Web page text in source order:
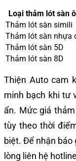
Loại thảm lót sàn
Thảm lót sàn simili
Thảm lót sàn nhựa
Thảm lót sàn 5D
Thảm lót sàn 8D
Thiện Auto cam
minh bạch khi tư
ẩn. Mức giá
tùy theo thời
biệt. Để nhận báo
lòng liên hệ